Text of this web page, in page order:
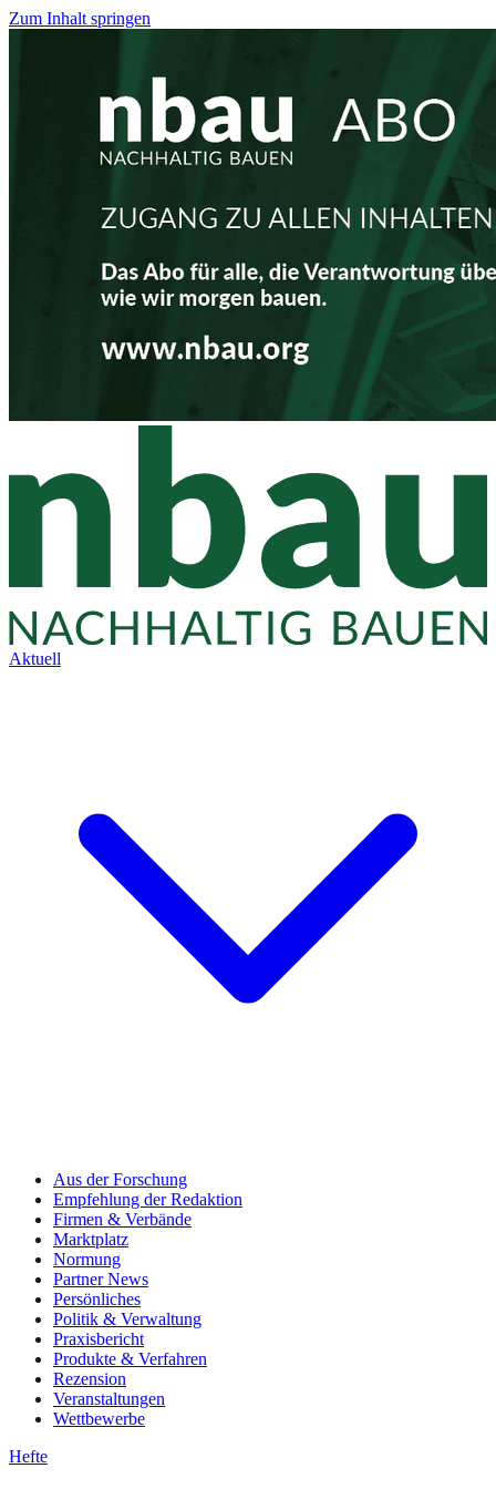
Zum Inhalt springen
Aktuell
Aus der Forschung
Empfehlung der Redaktion
Firmen & Verbände
Marktplatz
Normung
Partner News
Persönliches
Politik & Verwaltung
Praxisbericht
Produkte & Verfahren
Rezension
Veranstaltungen
Wettbewerbe
Hefte